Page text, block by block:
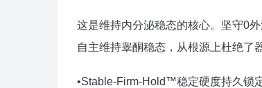
这是维持内分泌稳态的核心。坚守0
自主维持睾酮稳态，从根源上杜绝了
•Stable-Firm-Hold™稳定硬度持久锁